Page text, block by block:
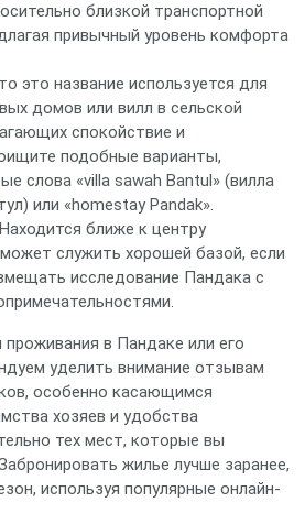
близкой транспортной
привычный уровень комфорта
это название используется для
домов или вилл в сельской
спокойствие и
подобные варианты,
слова «villa sawah Bantul» (вилла
или «homestay Pandak».
Находится ближе к центру
служить хорошей базой, если
исследование Пандака с
в Пандаке или его
уделить внимание отзывам
особенно касающимся
хозяев и удобства
тех мест, которые вы
жилье лучше заранее,
используя популярные онлайн-